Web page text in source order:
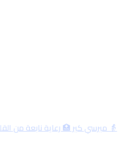
👵 ميرسي كير 🏥 رعاية نابعة من القلب ❤️ 📞